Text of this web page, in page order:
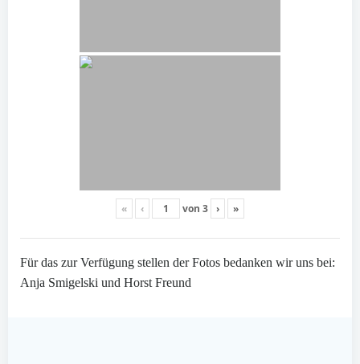
« ‹ von 3 › »
Für das zur Verfügung stellen der Fotos bedanken wir uns bei:
Anja Smigelski und Horst Freund